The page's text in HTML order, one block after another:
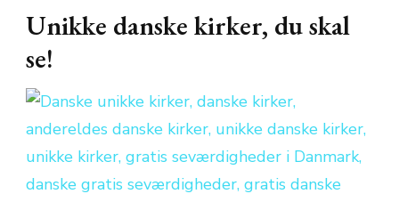
Unikke danske kirker, du skal
se!